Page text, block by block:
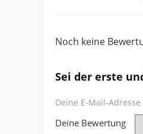
Noch keine
Sei der erste
Deine E-Mail-
Deine Bewertung